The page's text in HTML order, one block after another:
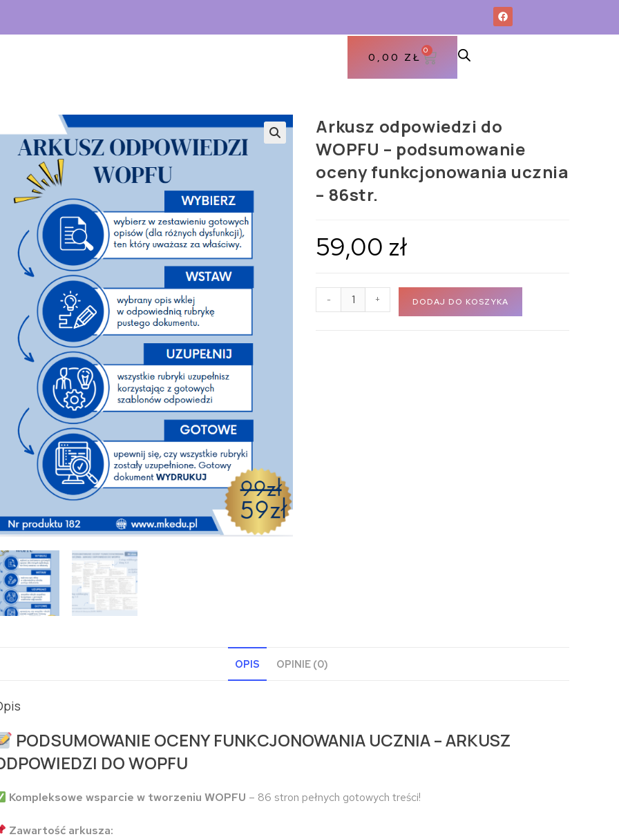
0,00 ZŁ
0
Arkusz odpowiedzi do
WOPFU – podsumowanie
oceny funkcjonowania ucznia
– 86str.
59,00 zł
- + DODAJ DO KOSZYKA
OPIS OPINIE (0)
PODSUMOWANIE OCENY FUNKCJONOWANIA UCZNIA – ARKUSZ
DO WOPFU
Kompleksowe wsparcie w tworzeniu WOPFU – 86 stron pełnych gotowych treści!
Zawartość arkusza: